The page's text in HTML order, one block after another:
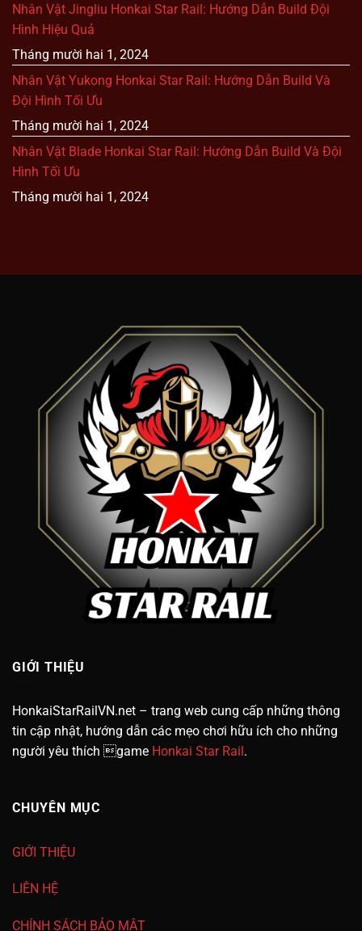
Nhân Vật Jingliu Honkai Star Rail: Hướng Dẫn Build Đội
Hình Hiệu Quả
Tháng mười hai 1, 2024
Nhân Vật Yukong Honkai Star Rail: Hướng Dẫn Build Và
Đội Hình Tối Ưu
Tháng mười hai 1, 2024
Nhân Vật Blade Honkai Star Rail: Hướng Dẫn Build Và Đội
Hình Tối Ưu
Tháng mười hai 1, 2024
GIỚI THIỆU
HonkaiStarRailVN.net – trang web cung cấp những thông
tin cập nhật, hướng dẫn các mẹo chơi hữu ích cho những
người yêu thích game Honkai Star Rail .
CHUYÊN MỤC
GIỚI THIỆU
LIÊN HỆ
CHÍNH SÁCH BẢO MẬT